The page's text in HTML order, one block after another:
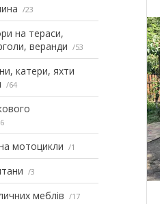
23
на тераси,
веранди
53
катери, яхти
64
6
мотоцикли 1
3
меблів 17